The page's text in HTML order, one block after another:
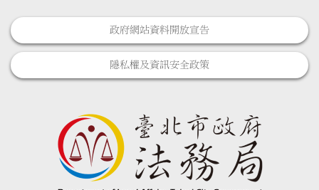
政府網站資料開放宣告
隱私權及資訊安全政策